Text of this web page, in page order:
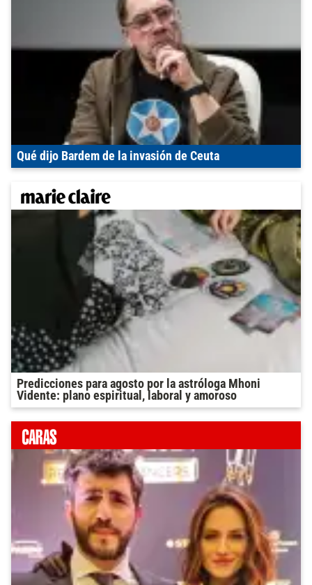
Qué dijo Bardem de la invasión de Ceuta
Predicciones para agosto por la astróloga Mhoni
Vidente: plano espiritual, laboral y amoroso